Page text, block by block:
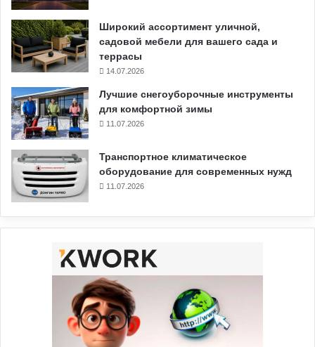
Широкий ассортимент уличной,
садовой мебели для вашего сада и
террасы
14.07.2026
Лучшие снегоуборочные инструменты
для комфортной зимы
11.07.2026
Транспортное климатическое
оборудование для современных нужд
11.07.2026